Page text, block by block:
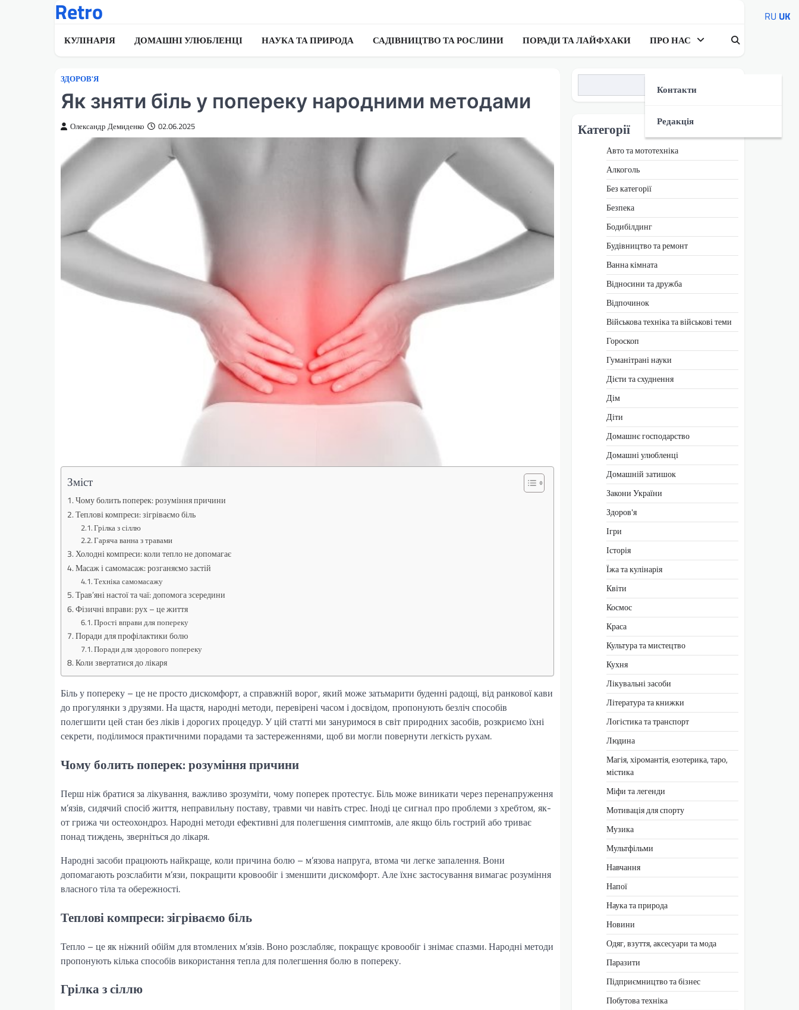
Retro
КУЛІНАРІЯ ДОМАШНІ УЛЮБЛЕНЦІ НАУКА ТА ПРИРОДА САДІВНИЦТВО ТА РОСЛИНИ ПОРАДИ ТА ЛАЙФХАКИ ПРО НАС
Контакти
Редакція
ЗДОРОВ'Я
Як зняти біль у попереку народними методами
Олександр Демиденко 02.06.2025
Зміст
Чому болить поперек: розуміння причини
Теплові компреси: зігріваємо біль
Грілка з сіллю
Гаряча ванна з травами
Холодні компреси: коли тепло не допомагає
Масаж і самомасаж: розганяємо застій
Техніка самомасажу
Трав’яні настої та чаї: допомога зсередини
Фізичні вправи: рух – це життя
Прості вправи для попереку
Поради для профілактики болю
Поради для здорового попереку
Коли звертатися до лікаря
Біль у попереку – це не просто дискомфорт, а справжній ворог, який може затьмарити буденні радощі, від ранкової кави
до прогулянки з друзями. На щастя, народні методи, перевірені часом і досвідом, пропонують безліч способів
полегшити цей стан без ліків і дорогих процедур. У цій статті ми зануримося в світ природних засобів, розкриємо їхні
секрети, поділимося практичними порадами та застереженнями, щоб ви могли повернути легкість рухам.
Чому болить поперек: розуміння причини
Перш ніж братися за лікування, важливо зрозуміти, чому поперек протестує. Біль може виникати через перенапруження
м’язів, сидячий спосіб життя, неправильну поставу, травми чи навіть стрес. Іноді це сигнал про проблеми з хребтом, як-
от грижа чи остеохондроз. Народні методи ефективні для полегшення симптомів, але якщо біль гострий або триває
понад тиждень, зверніться до лікаря.
Народні засоби працюють найкраще, коли причина болю – м’язова напруга, втома чи легке запалення. Вони
допомагають розслабити м’язи, покращити кровообіг і зменшити дискомфорт. Але їхнє застосування вимагає розуміння
власного тіла та обережності.
Теплові компреси: зігріваємо біль
Тепло – це як ніжний обійм для втомлених м’язів. Воно розслабляє, покращує кровообіг і знімає спазми. Народні методи
пропонують кілька способів використання тепла для полегшення болю в попереку.
Грілка з сіллю
Категорії
Авто та мототехніка
Алкоголь
Без категорії
Безпека
Бодибілдинг
Будівництво та ремонт
Ванна кімната
Відносини та дружба
Відпочинок
Військова техніка та військові теми
Гороскоп
Гуманітрані науки
Дієти та схуднення
Дім
Діти
Домашнє господарство
Домашні улюбленці
Домашній затишок
Закони України
Здоров'я
Ігри
Історія
Їжа та кулінарія
Квіти
Космос
Краса
Культура та мистецтво
Кухня
Лікувальні засоби
Література та книжки
Логістика та транспорт
Людина
Магія, хіромантія, езотерика, таро,
містика
Міфи та легенди
Мотивація для спорту
Музика
Мультфільми
Навчання
Напої
Наука та природа
Новини
Одяг, взуття, аксесуари та мода
Паразити
Підприємництво та бізнес
Побутова техніка
RU UK